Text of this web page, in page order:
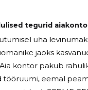
tegurid
üha
jaoks
kontor pakub
tööruumi, eemal